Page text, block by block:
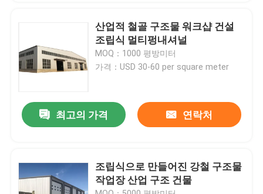
인용문을 요구하세요
철골 구조물 저장소
가벼운 철골 구조물
산업적 철골 구조물 워크샵 건설
조립식 멀티펑내셔널
MOQ：1000 평방미터
가격：USD 30-60 per square meter
최고의 가격 연락처
조립식으로 만들어진 강철 구조물
작업장 산업 구조 건물